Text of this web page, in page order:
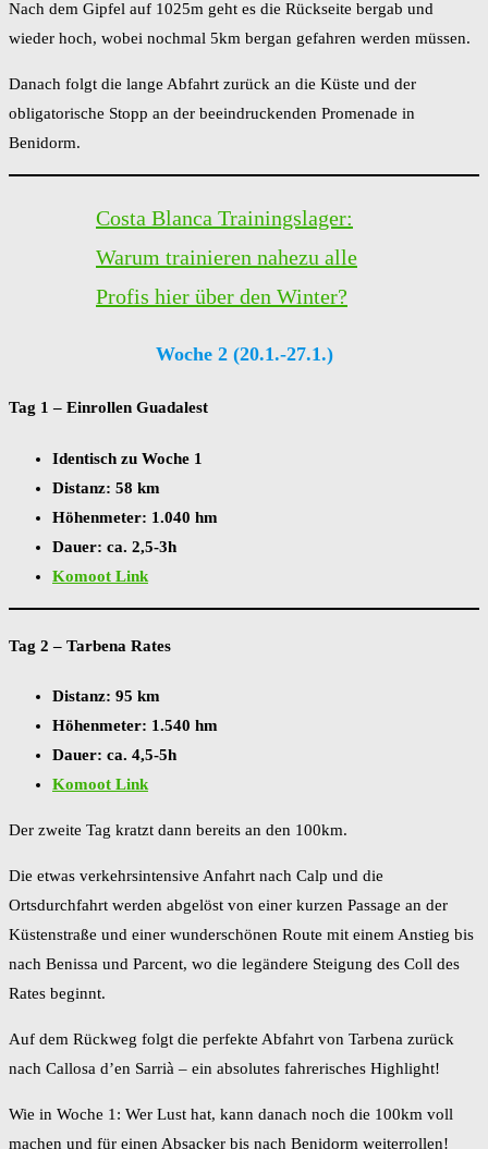
Nach dem Gipfel auf 1025m geht es die Rückseite bergab und
wieder hoch, wobei nochmal 5km bergan gefahren werden müssen.
Danach folgt die lange Abfahrt zurück an die Küste und der
obligatorische Stopp an der beeindruckenden Promenade in
Benidorm.
Costa Blanca Trainingslager:
Warum trainieren nahezu alle
Profis hier über den Winter?
Woche 2 (20.1.-27.1.)
Tag 1 – Einrollen Guadalest
Identisch zu Woche 1
Distanz: 58 km
Höhenmeter: 1.040 hm
Dauer: ca. 2,5-3h
Komoot Link
Tag 2 – Tarbena Rates
Distanz: 95 km
Höhenmeter: 1.540 hm
Dauer: ca. 4,5-5h
Komoot Link
Der zweite Tag kratzt dann bereits an den 100km.
Die etwas verkehrsintensive Anfahrt nach Calp und die
Ortsdurchfahrt werden abgelöst von einer kurzen Passage an der
Küstenstraße und einer wunderschönen Route mit einem Anstieg bis
nach Benissa und Parcent, wo die legändere Steigung des Coll des
Rates beginnt.
Auf dem Rückweg folgt die perfekte Abfahrt von Tarbena zurück
nach Callosa d’en Sarrià – ein absolutes fahrerisches Highlight!
Wie in Woche 1: Wer Lust hat, kann danach noch die 100km voll
machen und für einen Absacker bis nach Benidorm weiterrollen!